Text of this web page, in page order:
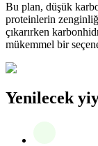
Bu plan, düşük
proteinlerin
çıkarırken
mükemmel bir
Yenilecek